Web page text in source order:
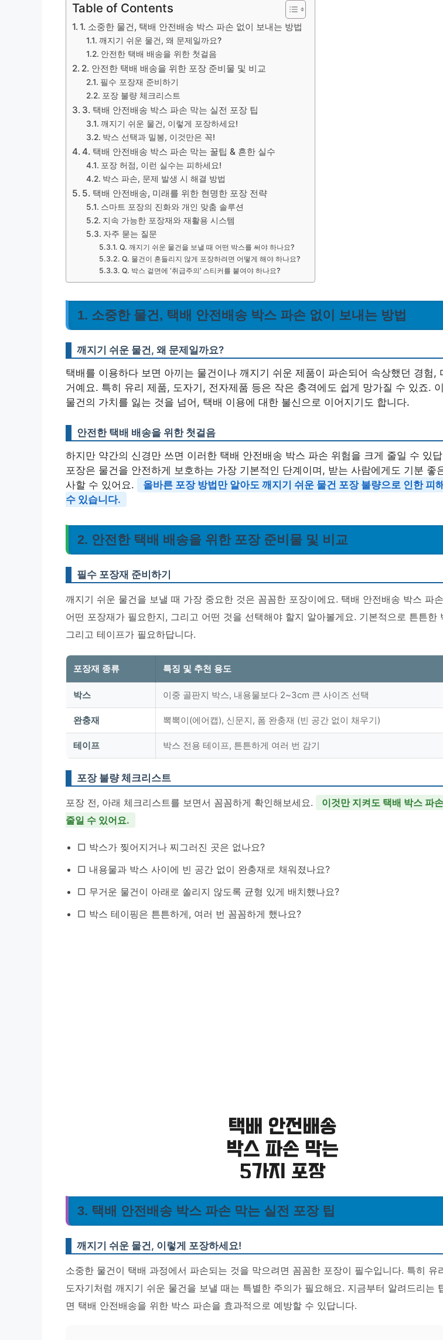
Table of Contents
1. 소중한 물건, 택배 안전배송 박스 파손 없이 보내는 방법
깨지기 쉬운 물건, 왜 문제일까요?
안전한 택배 배송을 위한 첫걸음
2. 안전한 택배 배송을 위한 포장 준비물 및 비교
필수 포장재 준비하기
포장 불량 체크리스트
3. 택배 안전배송 박스 파손 막는 실전 포장 팁
깨지기 쉬운 물건, 이렇게 포장하세요!
박스 선택과 밀봉, 이것만은 꼭!
4. 택배 안전배송 박스 파손 막는 꿀팁 & 흔한 실수
포장 허점, 이런 실수는 피하세요!
박스 파손, 문제 발생 시 해결 방법
5. 택배 안전배송, 미래를 위한 현명한 포장 전략
스마트 포장의 진화와 개인 맞춤 솔루션
지속 가능한 포장재와 재활용 시스템
자주 묻는 질문
Q. 깨지기 쉬운 물건을 보낼 때 어떤 박스를 써야 하나요?
Q. 물건이 흔들리지 않게 포장하려면 어떻게 해야 하나요?
Q. 박스 겉면에 ‘취급주의’ 스티커를 붙여야 하나요?
1. 소중한 물건, 택배 안전배송 박스 파손 없이 보내는 방법
깨지기 쉬운 물건, 왜 문제일까요?
택배를 이용하다 보면 아끼는 물건이나 깨지기 쉬운 제품이 파손되어 속상했던 경험,
거예요. 특히 유리 제품, 도자기, 전자제품 등은 작은 충격에도 쉽게 망가질 수 있죠.
물건의 가치를 잃는 것을 넘어, 택배 이용에 대한 불신으로 이어지기도 합니다.
안전한 택배 배송을 위한 첫걸음
하지만 약간의 신경만 쓰면 이러한 택배 안전배송 박스 파손 위험을 크게 줄일 수 있
포장은 물건을 안전하게 보호하는 가장 기본적인 단계이며, 받는 사람에게도 기분 좋
사할 수 있어요.
올바른 포장 방법만 알아도 깨지기 쉬운 물건 포장 불량으로 인한 피
수 있습니다.
2. 안전한 택배 배송을 위한 포장 준비물 및 비교
필수 포장재 준비하기
깨지기 쉬운 물건을 보낼 때 가장 중요한 것은 꼼꼼한 포장이에요. 택배 안전배송 박스 파
어떤 포장재가 필요한지, 그리고 어떤 것을 선택해야 할지 알아볼게요. 기본적으로 튼튼한
그리고 테이프가 필요하답니다.
포장재 종류 특징 및 추천 용도
박스 이중 골판지 박스, 내용물보다 2~3cm 큰 사이즈 선택
완충재 뽁뽁이(에어캡), 신문지, 폼 완충재 (빈 공간 없이 채우기)
테이프 박스 전용 테이프, 튼튼하게 여러 번 감기
포장 불량 체크리스트
포장 전, 아래 체크리스트를 보면서 꼼꼼하게 확인해보세요.
이것만 지켜도 택배 박스 파
줄일 수 있어요.
□ 박스가 찢어지거나 찌그러진 곳은 없나요?
□ 내용물과 박스 사이에 빈 공간 없이 완충재로 채워졌나요?
□ 무거운 물건이 아래로 쏠리지 않도록 균형 있게 배치했나요?
□ 박스 테이핑은 튼튼하게, 여러 번 꼼꼼하게 했나요?
3. 택배 안전배송 박스 파손 막는 실전 포장 팁
깨지기 쉬운 물건, 이렇게 포장하세요!
소중한 물건이 택배 과정에서 파손되는 것을 막으려면 꼼꼼한 포장이 필수입니다. 특히 유
도자기처럼 깨지기 쉬운 물건을 보낼 때는 특별한 주의가 필요해요. 지금부터 알려드리는
면 택배 안전배송을 위한 박스 파손을 효과적으로 예방할 수 있답니다.